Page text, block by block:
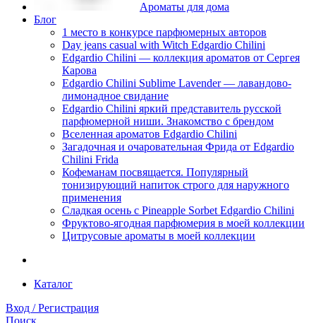
Ароматы для дома
Блог
1 место в конкурсе парфюмерных авторов
Day jeans casual with Witch Edgardio Chilini
Edgardio Chilini — коллекция ароматов от Сергея
Карова
Edgardio Chilini Sublime Lavender — лавандово-
лимонадное свидание
Edgardio Chilini яркий представитель русской
парфюмерной ниши. Знакомство с брендом
Вселенная ароматов Edgardio Chilini
Загадочная и очаровательная Фрида от Edgardio
Chilini Frida
Кофеманам посвящается. Популярный
тонизирующий напиток строго для наружного
применения
Сладкая осень с Pineapple Sorbet Edgardio Chilini
Фруктово-ягодная парфюмерия в моей коллекции
​Цитрусовые ароматы в моей коллекции
Каталог
Вход / Регистрация
Поиск